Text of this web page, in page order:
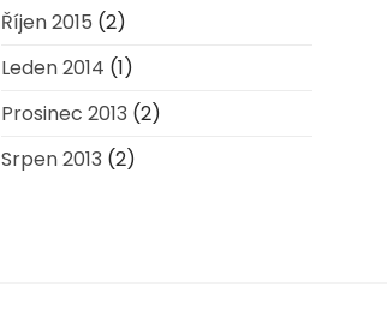
Říjen 2015 (2)
Leden 2014 (1)
Prosinec 2013 (2)
Srpen 2013 (2)